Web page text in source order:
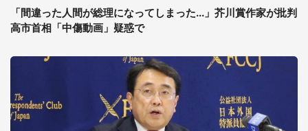
「間違った人間が総理になってしまった...」芥川賞作家が批判
高市首相「中傷動画」疑惑で